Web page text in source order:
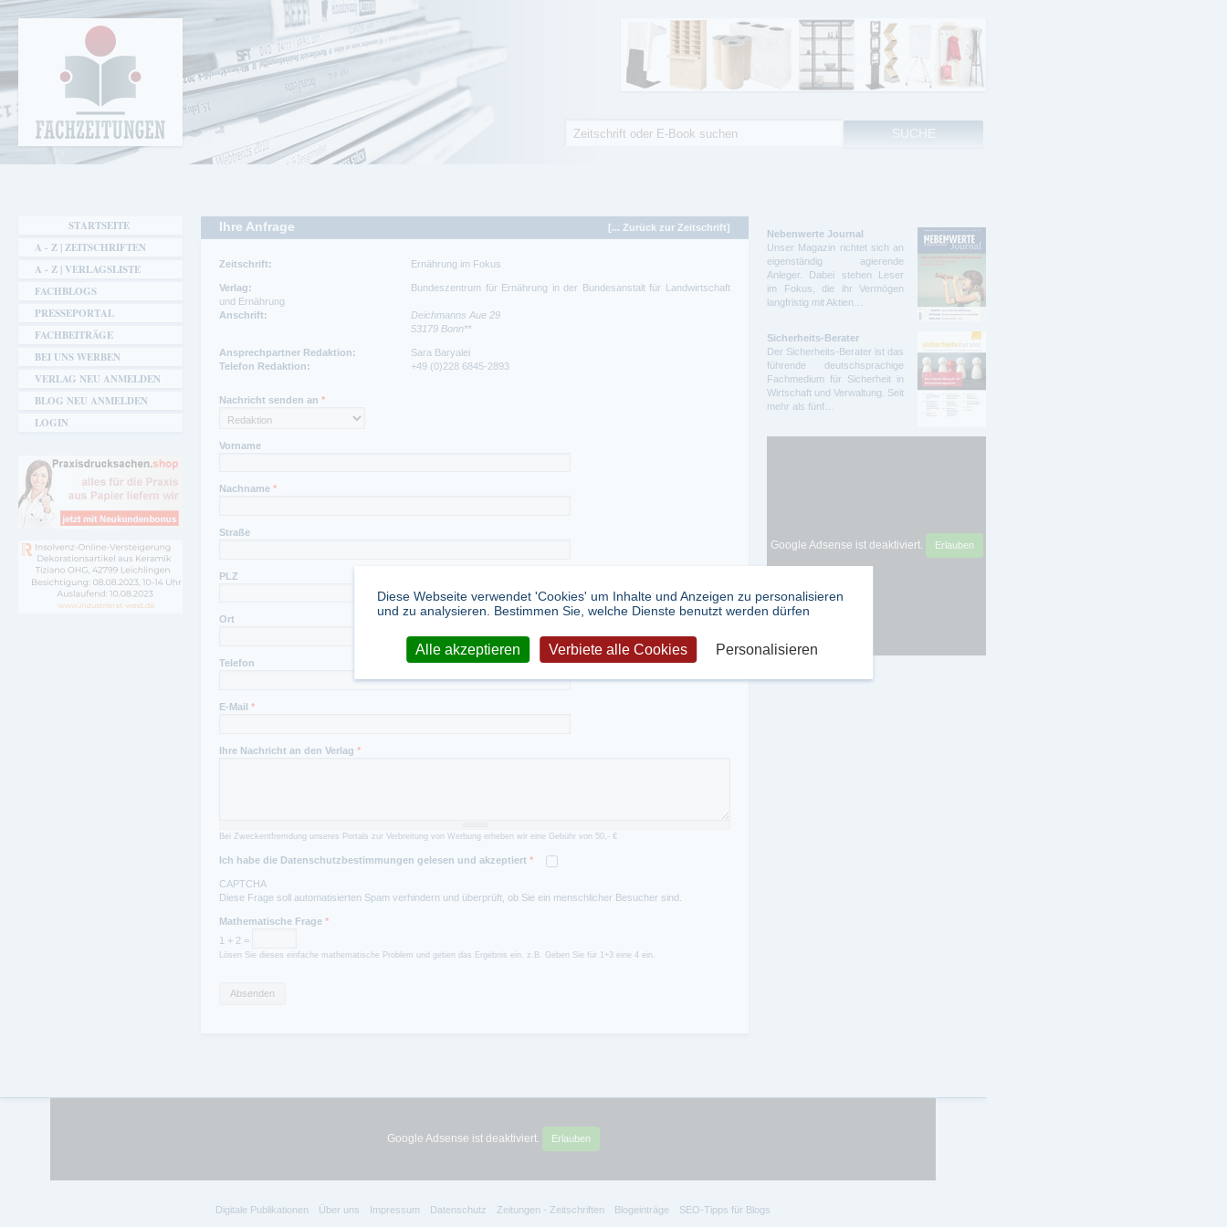
Fachzeitungen.de - Das unabhängige Portal
für Fachmagazine Fachpublikationen &
eBooks
Ihre Anfrage [... Zurück zur Zeitschrift]
Zeitschrift: Ernährung im Fokus
Verlag:
Bundeszentrum für Ernährung in der Bundesanstalt für Landwirtschaft
und Ernährung
Anschrift:
Deichmanns Aue 29
53179 Bonn**
Ansprechpartner:
Waltraud Jonas-Matuschek
Fax:
0228 84 99 177
Telefon:
+49 (0)228 6845-2893
Ansprechpartner Redaktion:
Sara Baryalei
Telefon Redaktion:
+49 (0)228 6845-2893
Nachricht senden an *
Vorname
Nachname *
Straße
PLZ
Ort
Telefon
E-Mail *
Ihre Nachricht an den Verlag *
Bei Zweckentfremdung unseres Portals zur Verbreitung von Werbung erheben wir eine Gebühr von 50,- €
Ich habe die Datenschutzbestimmungen gelesen und akzeptiert *
CAPTCHA
Diese Frage soll automatisierten Spam verhindern und überprüft, ob Sie ein menschlicher Besucher sind.
Mathematische Frage *
1 + 2 =
Lösen Sie dieses einfache mathematische Problem und geben das Ergebnis ein. z.B. Geben Sie für 1+3 eine 4 ein.
STARTSEITE
A - Z | ZEITSCHRIFTEN
A - Z | VERLAGSLISTE
FACHBLOGS
PRESSEPORTAL
FACHBEITRÄGE
BEI UNS WERBEN
VERLAG NEU ANMELDEN
BLOG NEU ANMELDEN
LOGIN
Nebenwerte Journal
Unser Magazin richtet sich an
eigenständig agierende
Anleger. Dabei stehen Leser
im Fokus, die ihr Vermögen
langfristig mit Aktien…
Sicherheits-Berater
Der Sicherheits-Berater ist das
führende deutschsprachige
Fachmedium für Sicherheit in
Wirtschaft und Verwaltung. Seit
mehr als fünf…
Google Adsense ist deaktiviert. Erlauben
Suchformular
Google Adsense ist deaktiviert. Erlauben
Digitale Publikationen Über uns Impressum Datenschutz Zeitungen - Zeitschriften Blogeinträge SEO-Tipps für Blogs
Diese Webseite verwendet 'Cookies' um Inhalte und Anzeigen zu personalisieren
und zu analysieren. Bestimmen Sie, welche Dienste benutzt werden dürfen
Alle akzeptieren Verbiete alle Cookies Personalisieren